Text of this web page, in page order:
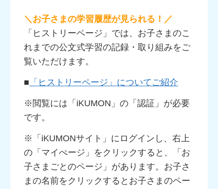
＼お子さまの学習履歴が見られる！／
「ヒストリーページ」では、お子さまのこ
れまでの公文式学習の記録・取り組みをご
覧いただけます。
■ 「ヒストリーページ」についてご紹介
※閲覧には「iKUMON」の「認証」が必要
です。
※「iKUMONサイト」にログインし、右上
の「マイぺージ」をクリックすると、「お
子さまごとのページ」があります。お子さ
まの名前をクリックするとお子さまのペー